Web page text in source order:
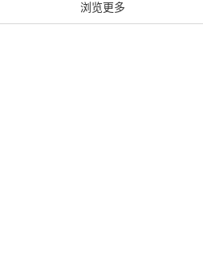
浏览更多